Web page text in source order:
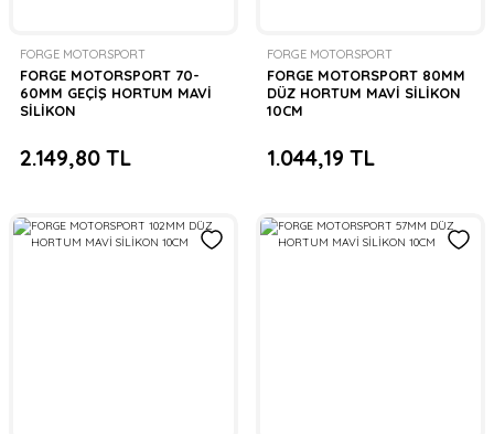
FORGE MOTORSPORT
FORGE MOTORSPORT 70-
60MM GEÇİŞ HORTUM MAVİ
SİLİKON
2.149,80 TL
FORGE MOTORSPORT
FORGE MOTORSPORT 80MM
DÜZ HORTUM MAVİ SİLİKON
10CM
1.044,19 TL